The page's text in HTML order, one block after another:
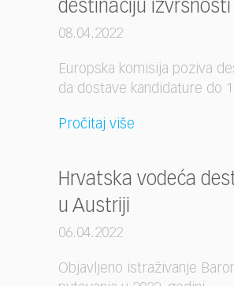
destinaciju izvrsnosti
08.04.2022
Europska komisija poziva
da dostave kandidature do
Pročitaj više
Hrvatska vodeća
u Austriji
06.04.2022
Objavljeno istraživanje